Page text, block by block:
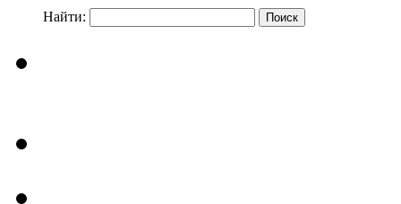
Найти: